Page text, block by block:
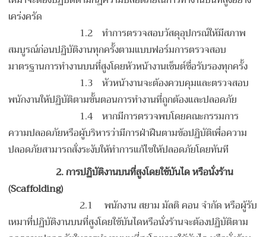
เคร่งครัด
1.2 ทำการตรวจสอบวัสดุอุปกรณ์ให้มีสภาพ
สมบูรณ์ก่อนปฏิบัติงานทุกครั้งตามแบบฟอร์มการตรวจสอบ
มาตรฐานการทำงานบนที่สูงโดยหัวหน้างานเซ็นต์ชื่อรับรองทุกครั้ง
1.3 หัวหน้างานจะต้องควบคุมและตรวจสอบ
พนักงานให้ปฏิบัติตามขั้นตอนการทำงานที่ถูกต้องและปลอดภัย
1.4 หากมีการตรวจพบโดยคณะกรรมการ
ความปลอดภัยหรือผู้บริหารว่ามีการฝ่าฝืนตามข้อปฏิบัติเพื่อความ
ปลอดภัยสามารถสั่งระงับให้ทำการแก้ไขให้ปลอดภัยโดยทันที
2.การปฏิบัติงานบนที่สูงโดยใช้บันได หรือนั่งร้าน
(Scaffolding)
2.1 พนักงาน สยาม มัลติ คอน จำกัด หรือผู้รับ
เหมาที่ปฏิบัติงานบนที่สูงโดยใช้บันไดหรือนั่งร้านจะต้องปฏิบัติตาม